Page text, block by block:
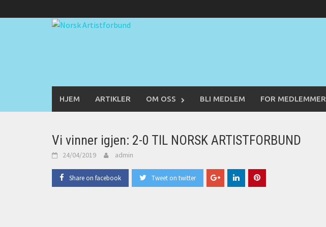
to
HJEM ARTIKLER OM OSS BLI MEDLEM FOR MEDLEMMER
Vi vinner igjen: 2-0 TIL NORSK ARTISTFORBUND
24/04/2019 admin
Share on facebook Tweet on twitter